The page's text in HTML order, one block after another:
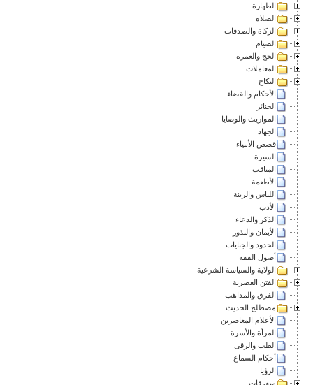
الطهارة
الصلاة
الزكاة والصدقات
الصيام
الحج والعمرة
المعاملات
النكاح
الأحكام والقضاء
الجنائز
المواريث والوصايا
الجهاد
قصص الأنبياء
السيرة
المناقب
الأطعمة
اللباس والزينة
الأدب
الذكر والدعاء
الأيمان والنذور
الحدود والجنايات
أصول الفقه
الولاية والسياسة الشرعية
الفتن العصرية
الفرق والمذاهب
مصطلح الحديث
الأعلام المعاصرين
المرأة والأسرة
الطب والرقى
أحكام السماع
الرؤيا
متفرقات